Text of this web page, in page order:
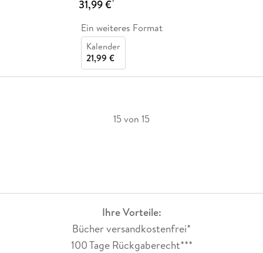
31,99 €*
Ein weiteres Format
Kalender
21,99 €
15 von 15
Ihre Vorteile:
Bücher versandkostenfrei*
100 Tage Rückgaberecht***